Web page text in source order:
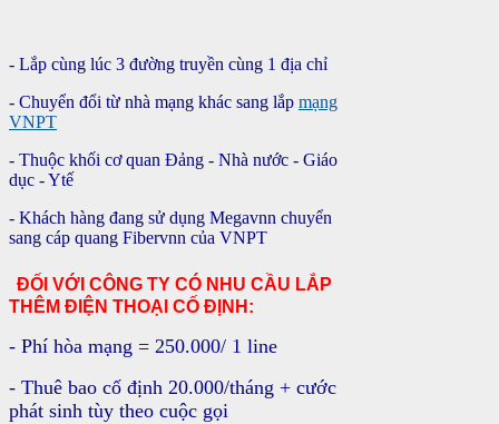
- Lắp cùng lúc 3 đường truyền cùng 1 địa chỉ
- Chuyển đổi từ nhà mạng khác sang lắp mạng
VNPT
- Thuộc khối cơ quan Đảng - Nhà nước - Giáo
dục - Ytế
- Khách hàng đang sử dụng Megavnn chuyển
sang cáp quang Fibervnn của VNPT
ĐỐI VỚI CÔNG TY CÓ NHU CẦU LẮP
THÊM ĐIỆN THOẠI CỐ ĐỊNH:
- Phí hòa mạng = 250.000/ 1 line
- Thuê bao cố định 20.000/tháng + cước
phát sinh tùy theo cuộc gọi